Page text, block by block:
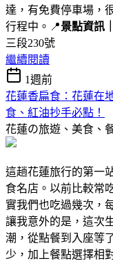
達，有免費停車場，
行程中。📍景點資訊
三段230號
繼續閱讀
1週前
花蓮香扁食：花蓮在
食、紅油抄手必點！
花蓮の旅遊、美食、
這趟花蓮旅行的第一
食名店。以前比較常
實我們也吃過幾次，
讓我意外的是，這次
潮，從點餐到入座等
少，加上餐點選擇相